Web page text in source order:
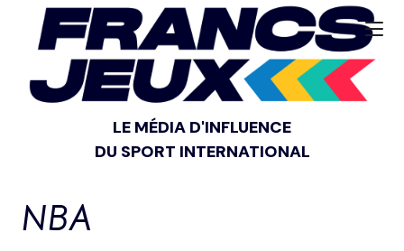
LE MÉDIA D'INFLUENCE
DU SPORT INTERNATIONAL
NBA